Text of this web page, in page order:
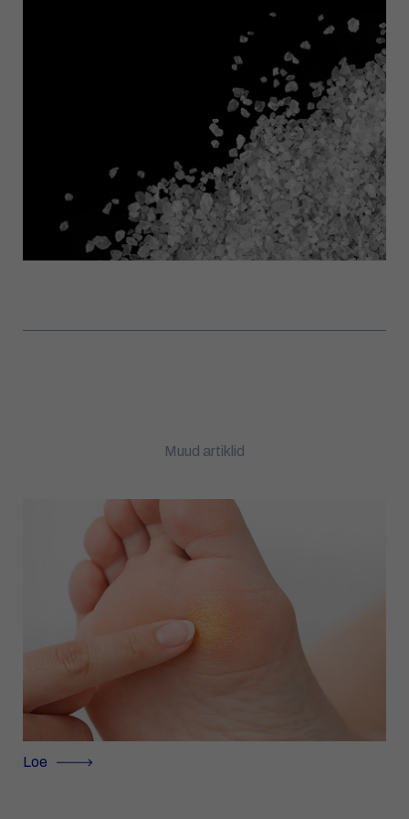
Muud artiklid
Loe